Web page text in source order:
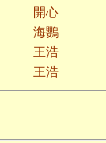
開心
海鸚
王浩
王浩